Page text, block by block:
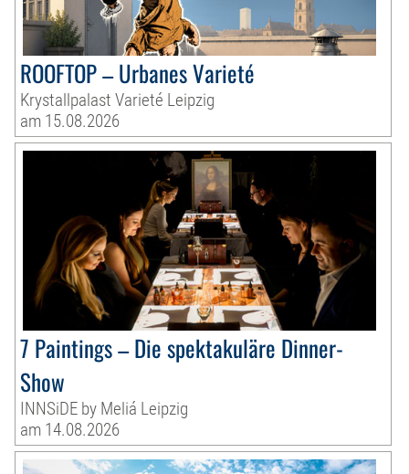
ROOFTOP – Urbanes Varieté
Krystallpalast Varieté Leipzig
am 15.08.2026
7 Paintings – Die spektakuläre Dinner-
Show
INNSiDE by Meliá Leipzig
am 14.08.2026